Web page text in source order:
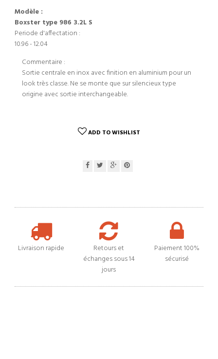
Modèle :
Boxster type 986 3.2L S
Periode d'affectation :
10.96 - 12.04
Commentaire :
Sortie centrale en inox avec finition en aluminium pour un
look très classe. Ne se monte que sur silencieux type
origine avec sortie interchangeable.
ADD TO WISHLIST
Livraison rapide
Retours et
échanges sous 14
jours
Paiement 100%
sécurisé